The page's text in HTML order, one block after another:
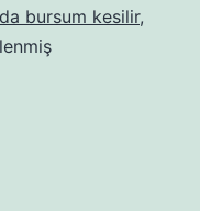
bursum kesilir,